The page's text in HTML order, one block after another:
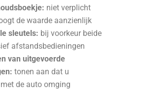
niet verplicht
de waarde aanzienlijk
sleutels: bij voorkeur beide
afstandsbedieningen
van uitgevoerde
tonen aan dat u
de auto omging